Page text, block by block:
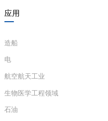
应用
造船
电
航空航天工业
生物医学工程领域
石油